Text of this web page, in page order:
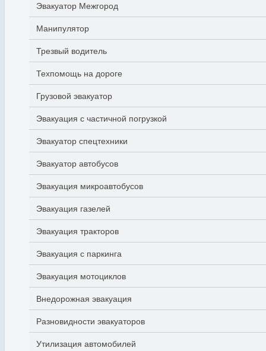
Эвакуатор Межгород
Манипулятор
Трезвый водитель
Техпомощь на дороге
Грузовой эвакуатор
Эвакуация с частичной погрузкой
Эвакуатор спецтехники
Эвакуатор автобусов
Эвакуация микроавтобусов
Эвакуация газелей
Эвакуация тракторов
Эвакуация с паркинга
Эвакуация мотоциклов
Внедорожная эвакуация
Разновидности эвакуаторов
Утилизация автомобилей